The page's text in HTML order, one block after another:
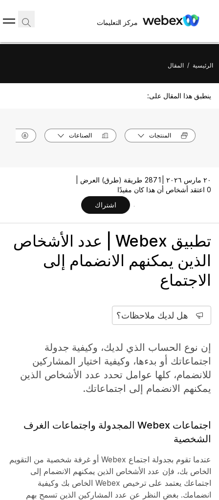
مركز التعليمات
الرئيسية / المقال
ينطبق هذا المقال على:
المنتجات الصناعات
٢٠ مارس ٢٠٢٦ |
2871 طريقة (طرق) العرض |
0 اعتقد أشخاص أن هذا كان مفيدًا
اشتراك
تطبيق Webex | عدد الأشخاص
الذين يمكنهم الانضمام إلى
الاجتماع
هل لديك ملاحظات؟
إن نوع الحساب الذي لديك، وكيفية جدولة
اجتماعاتك أو بدءها، وكيفية اختيار المشاركين
للانضمام، كلها عوامل تحدد عدد الأشخاص الذين
يمكنهم الانضمام إلى اجتماعاتك.
اجتماعات Webex المجدولة واجتماعات الغرف
الشخصية
عندما تقوم بجدولة اجتماع Webex أو غرفة شخصية من التقويم
الخاص بك، فإن عدد الأشخاص الذين يمكنهم الانضمام إلى
اجتماعك يعتمد على ترخيص Webex الخاص بك وكيفية
انضمامك. بغض النظر عن عدد المشاركين الذين تسمح بهم